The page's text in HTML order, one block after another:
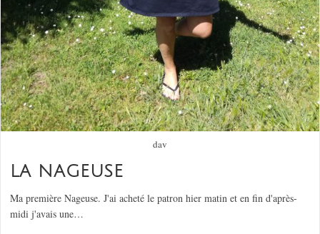
dav
LA NAGEUSE
Ma première Nageuse. J'ai acheté le patron hier matin et en fin d'après-
midi j'avais une…